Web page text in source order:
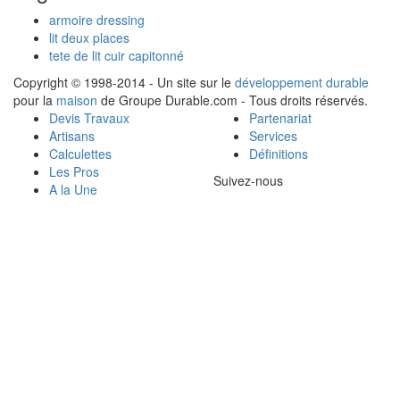
armoire dressing
lit deux places
tete de lit cuir capitonné
Copyright © 1998-2014 - Un site sur le développement durable
pour la maison de Groupe Durable.com - Tous droits réservés.
Devis Travaux
Artisans
Calculettes
Les Pros
A la Une
Partenariat
Services
Définitions
Suivez-nous